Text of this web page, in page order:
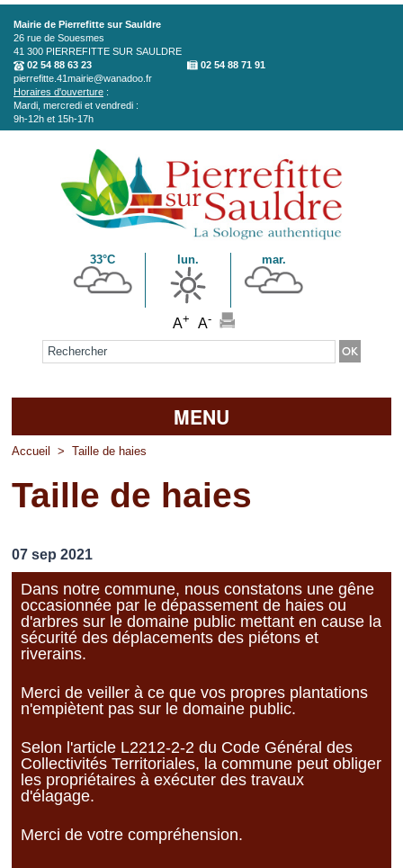
Aller au contenu principal
Mairie de Pierrefitte sur Sauldre
26 rue de Souesmes
41 300 PIERREFITTE SUR SAULDRE
02 54 88 63 23
02 54 88 71 91
pierrefitte.41mairie@wanadoo.fr
Horaires d'ouverture :
Mardi, mercredi et vendredi :
9h-12h et 15h-17h
33°C lun. mar.
A+ A-
Formulaire de recherche
MENU
Accueil
La mairie
Vie pratique
Vos professionnels
Loisirs
Accueil > Taille de haies
Taille de haies
07 sep 2021
Dans notre commune, nous constatons une gêne
occasionnée par le dépassement de haies ou
d'arbres sur le domaine public mettant en cause la
sécurité des déplacements des piétons et
riverains.
Merci de veiller à ce que vos propres plantations
n'empiètent pas sur le domaine public.
Selon l'article L2212-2-2 du Code Général des
Collectivités Territoriales, la commune peut obliger
les propriétaires à exécuter des travaux
d'élagage.
Merci de votre compréhension.